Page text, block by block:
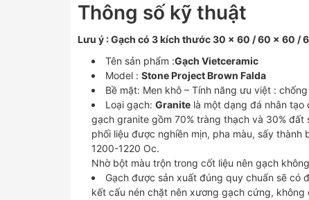
Thông số kỹ thuật
Lưu ý : Gạch có 3 kích thước 30 x 60 / 60 x 60 /
Tên sản phẩm :Gạch Vietceramic
Model : Stone Project Brown Falda
Bề mặt: Men khô – Tính năng ưu việt :
Loại gạch: Granite là một dạng đá nhân
gạch granite gồm 70% tràng thạch và 30%
phối liệu được nghiền mịn, pha màu, sấy
1200-1220 Oc.
Nhờ bột màu trộn trong cốt liệu nên gạch
Gạch được sản xuất đúng quy chuẩn sẽ có
kết cấu nén chặt nên xương gạch cứng,